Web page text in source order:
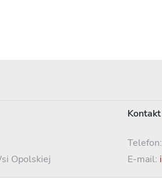
Opolskiej
Kontakt
Telefon:
E-mail: